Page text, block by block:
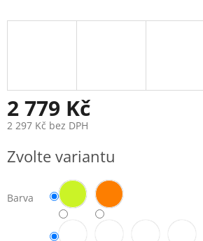
2 779 Kč
2 297 Kč bez DPH
cena:
Zvolte variantu
Barva